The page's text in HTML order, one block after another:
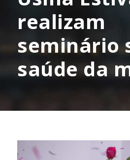
realizam
seminário
saúde da